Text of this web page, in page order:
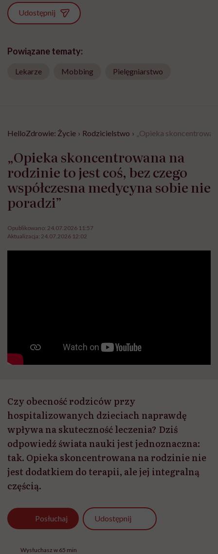
Udostępnij
Powiązane tematy:
Lekarze Mobbing Pielęgniarstwo
HelloZdrowie: Życie › Rodzicielstwo › „Opieka
„Opieka skoncentrowana na
rodzinie to jest coś, bez czego
współczesna medycyna sobie nie
poradzi”
Opublikowano: 24.07.2026 11:57
Aktualizacja: 24.07.2026 12:02
Czy obecność rodziców przy
hospitalizowanych dzieciach naprawdę
wpływa na skuteczność leczenia? Dziś
odpowiedź świata nauki jest jednoznaczna:
tak. Opieka skoncentrowana na rodzinie nie
jest dodatkiem do terapii, ale jej integralną
częścią.
Posłuchaj Udostępnij
Wysłuchasz w 65 min